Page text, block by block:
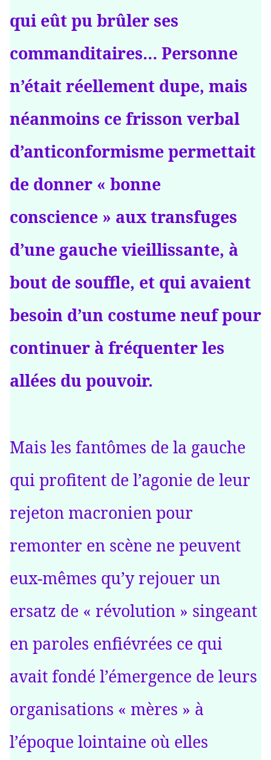
qui eût pu brûler ses
commanditaires… Personne
n’était réellement dupe, mais
néanmoins ce frisson verbal
d’anticonformisme permettait
de donner « bonne
conscience » aux transfuges
d’une gauche vieillissante, à
bout de souffle, et qui avaient
besoin d’un costume neuf pour
continuer à fréquenter les
allées du pouvoir.
Mais les fantômes de la gauche
qui profitent de l’agonie de leur
rejeton macronien pour
remonter en scène ne peuvent
eux-mêmes qu’y rejouer un
ersatz de « révolution » singeant
en paroles enfiévrées ce qui
avait fondé l’émergence de leurs
organisations « mères » à
l’époque lointaine où elles